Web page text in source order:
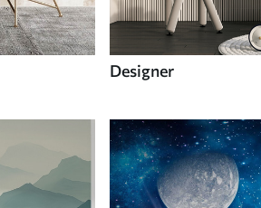
Designer